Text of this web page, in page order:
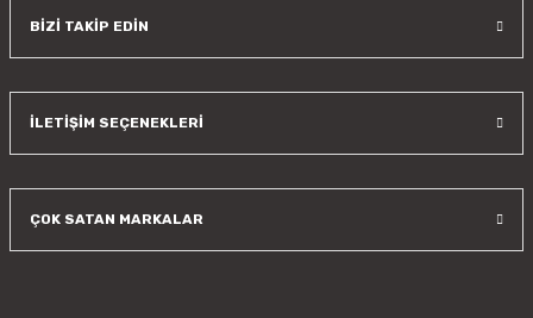
BİZİ TAKİP EDİN
İLETİŞİM SEÇENEKLERİ
ÇOK SATAN MARKALAR